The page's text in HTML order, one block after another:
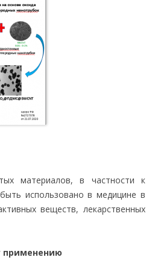
материалов, в частности к
использовано в медицине в
веществ, лекарственных
применению